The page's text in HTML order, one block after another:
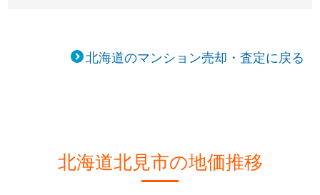
北海道のマンション売却・査定に戻る
北海道北見市の地価推移